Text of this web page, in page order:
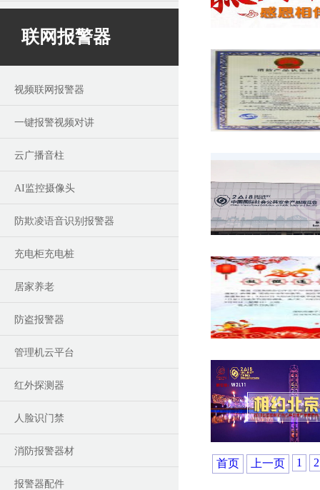
联网报警器
视频联网报警器
一键报警视频对讲
云广播音柱
AI监控摄像头
防欺凌语音识别报警器
充电柜充电桩
居家养老
防盗报警器
管理机云平台
红外探测器
人脸识门禁
消防报警器材
报警器配件
首页 上一页 1 2